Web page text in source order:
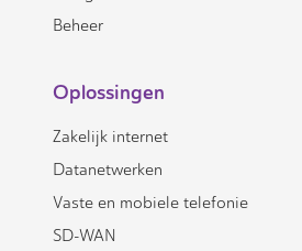
Beheer
Oplossingen
Zakelijk internet
Datanetwerken
Vaste en mobiele telefonie
SD-WAN